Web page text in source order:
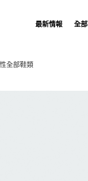
最新情報 全
全部鞋類